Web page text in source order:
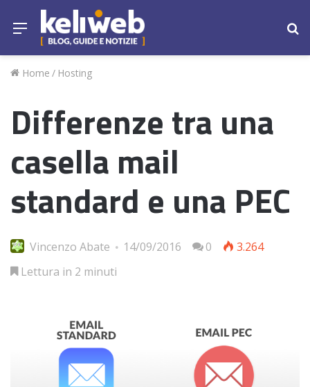
Menu
Home / Hosting
Differenze tra una
casella mail
standard e una PEC
Vincenzo Abate 14/09/2016 0
3.264
Lettura in 2 minuti